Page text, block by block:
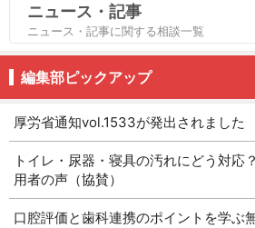
ニュース・記事
ニュース・記事に関する相談一覧
編集部ピックアップ
厚労省通知vol.1533が発出されました
トイレ・尿器・寝具の汚れにどう対応
用者の声（協賛）
口腔評価と歯科連携のポイントを学ぶ